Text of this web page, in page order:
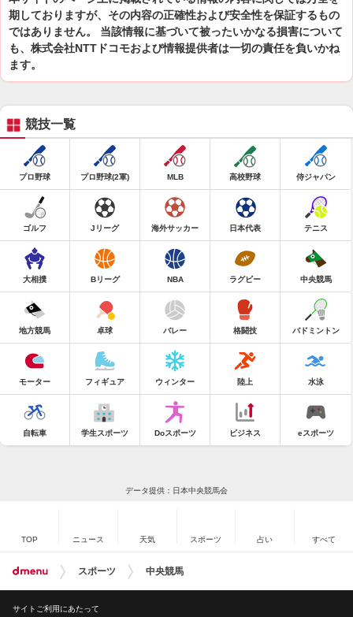
期しておりますが、その内容の正確性および安全性を保証するもの
ではありません。 当該情報に基づいて被ったいかなる損害について
も、株式会社NTTドコモおよび情報提供者は一切の責任を負いかね
ます。
競技一覧
プロ野球 プロ野球(2軍) MLB 高校野球 侍ジャパン
ゴルフ Jリーグ 海外サッカー 日本代表 テニス
大相撲 Bリーグ NBA ラグビー 中央競馬
地方競馬 卓球 バレー 格闘技 バドミントン
モーター フィギュア ウィンター 陸上 水泳
自転車 学生スポーツ Doスポーツ ビジネス eスポーツ
データ提供：日本中央競馬会
TOP ニュース 天気 スポーツ 占い すべて
スポーツ 中央競馬
サイトご利用にあたって